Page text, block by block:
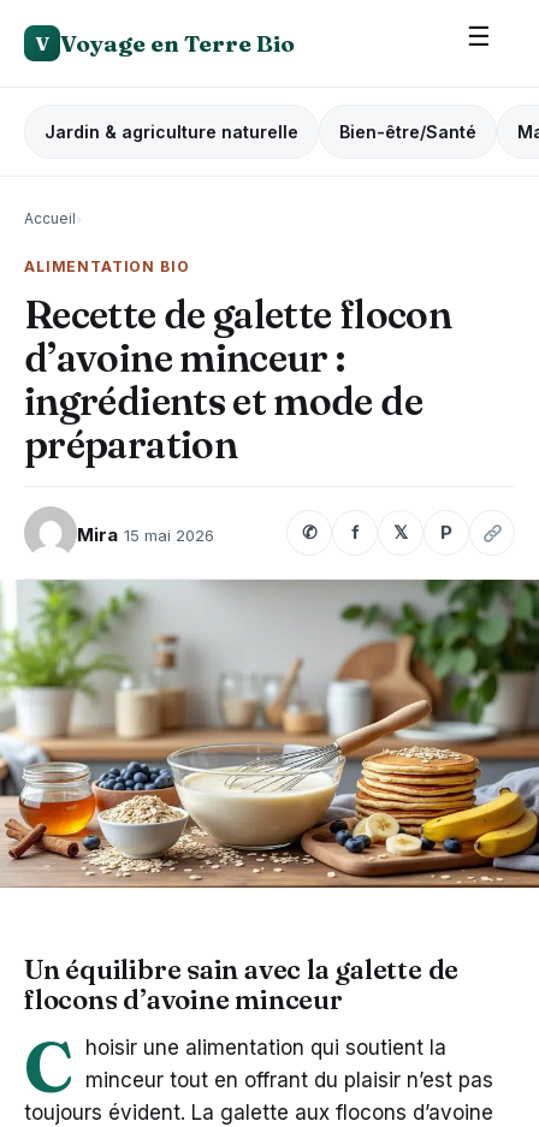
V Voyage en Terre Bio ☰
Jardin & agriculture naturelle Bien-être/Santé
Accueil›
ALIMENTATION BIO
Recette de galette flocon
d’avoine minceur :
ingrédients et mode de
préparation
Mira 15 mai 2026 ✆ f 𝕏 P
Un équilibre sain avec la galette de
flocons d’avoine minceur
C
hoisir une alimentation qui soutient la
minceur tout en offrant du plaisir n’est pas
toujours évident. La galette aux flocons d’avoine